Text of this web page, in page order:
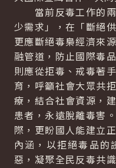
當前反毒工作的兩
少需求」，在「斷絕
更應斷絕毒梟經濟來
融管道，防止國際毒
則應從拒毒、戒毒著
育，呼籲社會大眾共
療，結合社會資源，
患者，永遠脫離毒害
際，更盼國人能建立
內涵，以拒絕毒品的
惡，凝聚全民反毒共